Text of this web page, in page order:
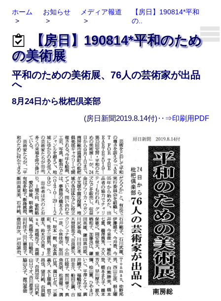
ホーム お知らせ メディア報道
【房日】190814*平和
の..
【房日】190814*平和のため
の美術展
平和のための美術展、76人の芸術家が出品
へ
8月24日から枇杷倶楽部
(房日新聞2019.8.14付)‥⇒印刷用PDF